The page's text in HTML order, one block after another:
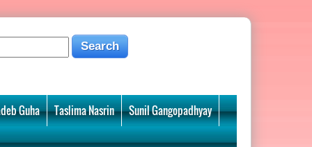
Guha Taslima Nasrin Sunil Gangopadhyay